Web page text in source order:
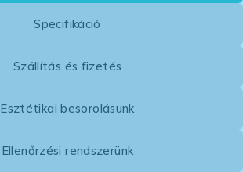
Specifikáció
Szállítás és fizetés
Esztétikai besorolásunk
Ellenőrzési rendszerünk